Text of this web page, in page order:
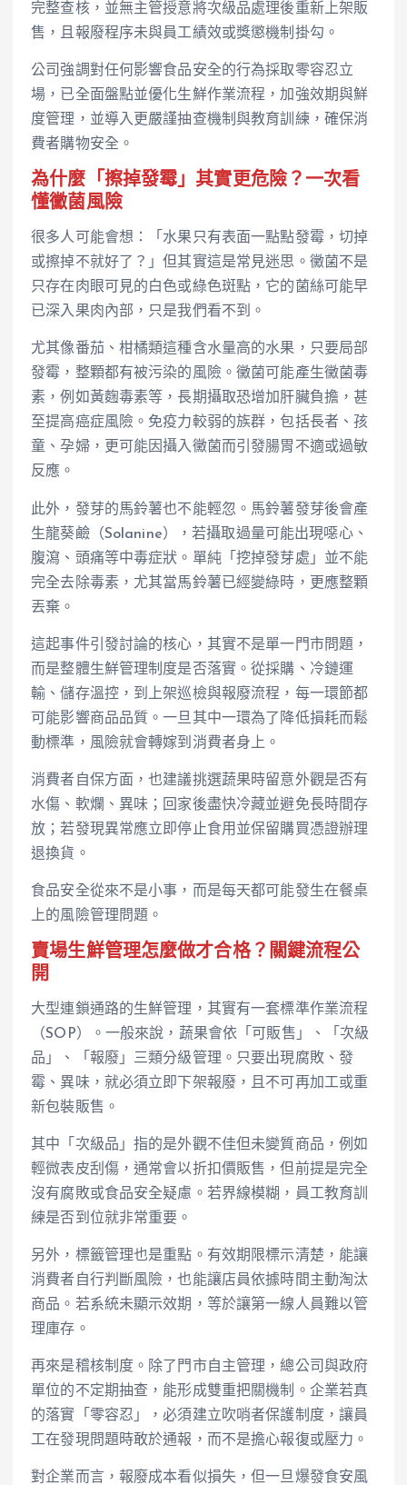
完整查核，並無主管授意將次級品處理後重新上架販
售，且報廢程序未與員工績效或獎懲機制掛勾。
公司強調對任何影響食品安全的行為採取零容忍立
場，已全面盤點並優化生鮮作業流程，加強效期與鮮
度管理，並導入更嚴謹抽查機制與教育訓練，確保消
費者購物安全。
為什麼「擦掉發霉」其實更危險？一次看
懂黴菌風險
很多人可能會想：「水果只有表面一點點發霉，切掉
或擦掉不就好了？」但其實這是常見迷思。黴菌不是
只存在肉眼可見的白色或綠色斑點，它的菌絲可能早
已深入果肉內部，只是我們看不到。
尤其像番茄、柑橘類這種含水量高的水果，只要局部
發霉，整顆都有被污染的風險。黴菌可能產生黴菌毒
素，例如黃麴毒素等，長期攝取恐增加肝臟負擔，甚
至提高癌症風險。免疫力較弱的族群，包括長者、孩
童、孕婦，更可能因攝入黴菌而引發腸胃不適或過敏
反應。
此外，發芽的馬鈴薯也不能輕忽。馬鈴薯發芽後會產
生龍葵鹼（Solanine），若攝取過量可能出現噁心、
腹瀉、頭痛等中毒症狀。單純「挖掉發芽處」並不能
完全去除毒素，尤其當馬鈴薯已經變綠時，更應整顆
丟棄。
這起事件引發討論的核心，其實不是單一門市問題，
而是整體生鮮管理制度是否落實。從採購、冷鏈運
輸、儲存溫控，到上架巡檢與報廢流程，每一環節都
可能影響商品品質。一旦其中一環為了降低損耗而鬆
動標準，風險就會轉嫁到消費者身上。
消費者自保方面，也建議挑選蔬果時留意外觀是否有
水傷、軟爛、異味；回家後盡快冷藏並避免長時間存
放；若發現異常應立即停止食用並保留購買憑證辦理
退換貨。
食品安全從來不是小事，而是每天都可能發生在餐桌
上的風險管理問題。
賣場生鮮管理怎麼做才合格？關鍵流程公
開
大型連鎖通路的生鮮管理，其實有一套標準作業流程
（SOP）。一般來說，蔬果會依「可販售」、「次級
品」、「報廢」三類分級管理。只要出現腐敗、發
霉、異味，就必須立即下架報廢，且不可再加工或重
新包裝販售。
其中「次級品」指的是外觀不佳但未變質商品，例如
輕微表皮刮傷，通常會以折扣價販售，但前提是完全
沒有腐敗或食品安全疑慮。若界線模糊，員工教育訓
練是否到位就非常重要。
另外，標籤管理也是重點。有效期限標示清楚，能讓
消費者自行判斷風險，也能讓店員依據時間主動淘汰
商品。若系統未顯示效期，等於讓第一線人員難以管
理庫存。
再來是稽核制度。除了門市自主管理，總公司與政府
單位的不定期抽查，能形成雙重把關機制。企業若真
的落實「零容忍」，必須建立吹哨者保護制度，讓員
工在發現問題時敢於通報，而不是擔心報復或壓力。
對企業而言，報廢成本看似損失，但一旦爆發食安風